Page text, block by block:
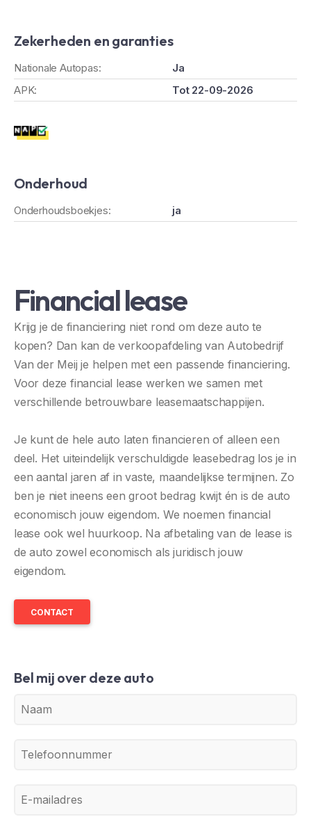
Zekerheden en garanties
Nationale Autopas:
Ja
APK:
Tot 22-09-2026
Onderhoud
Onderhoudsboekjes: ja
Financial lease
Krijg je de financiering niet rond om deze auto te
kopen? Dan kan de verkoopafdeling van Autobedrijf
Van der Meij je helpen met een passende financiering.
Voor deze financial lease werken we samen met
verschillende betrouwbare leasemaatschappijen.
Je kunt de hele auto laten financieren of alleen een
deel. Het uiteindelijk verschuldigde leasebedrag los je in
een aantal jaren af in vaste, maandelijkse termijnen. Zo
ben je niet ineens een groot bedrag kwijt én is de auto
economisch jouw eigendom. We noemen financial
lease ook wel huurkoop. Na afbetaling van de lease is
de auto zowel economisch als juridisch jouw
eigendom.
CONTACT
Bel mij over deze auto